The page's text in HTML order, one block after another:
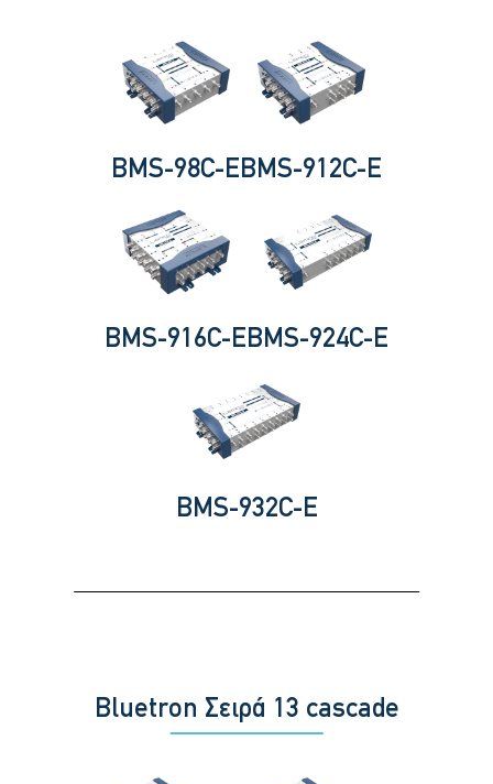
BMS-98C-E BMS-912C-E
BMS-916C-E BMS-924C-E
BMS-932C-E
Bluetron Σειρά 13 cascade